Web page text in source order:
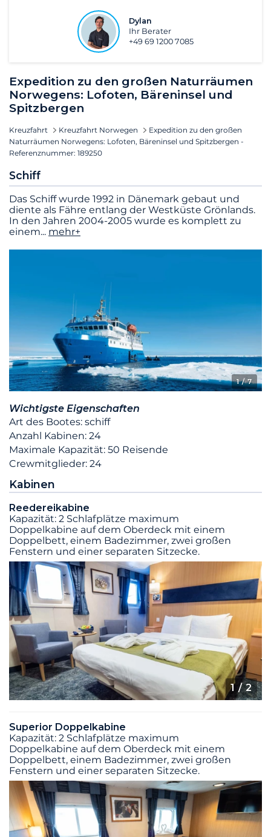
Expedition zu den großen Naturräumen
Norwegens: Lofoten, Bäreninsel und
Spitzbergen
Kreuzfahrt Kreuzfahrt Norwegen
Expedition zu den großen
Naturräumen Norwegens: Lofoten, Bäreninsel und Spitzbergen -
Referenznummer: 189250
Schiff
Das Schiff wurde 1992 in Dänemark gebaut und
diente als Fähre entlang der Westküste Grönlands.
In den Jahren 2004-2005 wurde es komplett zu
einem... mehr+
1/ 7
Wichtigste Eigenschaften
Art des Bootes: schiff
Anzahl Kabinen: 24
Maximale Kapazität: 50 Reisende
Crewmitglieder: 24
Kabinen
Reedereikabine
Kapazität: 2 Schlafplätze maximum
Doppelkabine auf dem Oberdeck mit einem
Doppelbett, einem Badezimmer, zwei großen
Fenstern und einer separaten Sitzecke.
1 / 2
Superior Doppelkabine
Kapazität: 2 Schlafplätze maximum
Doppelkabine auf dem Oberdeck mit einem
Doppelbett, einem Badezimmer, zwei großen
Fenstern und einer separaten Sitzecke.
Dylan
Ihr Berater
+49 69 1200 7085